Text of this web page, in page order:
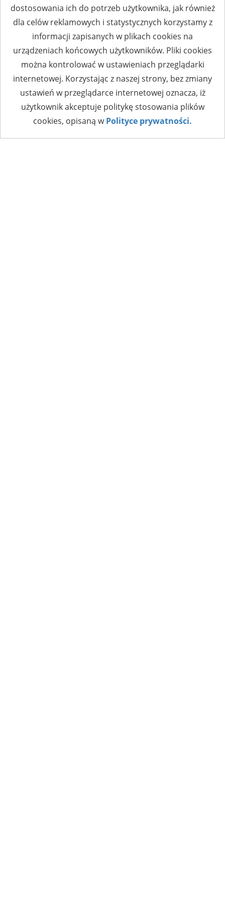
dostosowania ich do potrzeb użytkownika, jak również
dla celów reklamowych i statystycznych korzystamy z
informacji zapisanych w plikach cookies na
urządzeniach końcowych użytkowników. Pliki cookies
można kontrolować w ustawieniach przeglądarki
internetowej. Korzystając z naszej strony, bez zmiany
ustawień w przeglądarce internetowej oznacza, iż
użytkownik akceptuje politykę stosowania plików
cookies, opisaną wPolityce prywatności.